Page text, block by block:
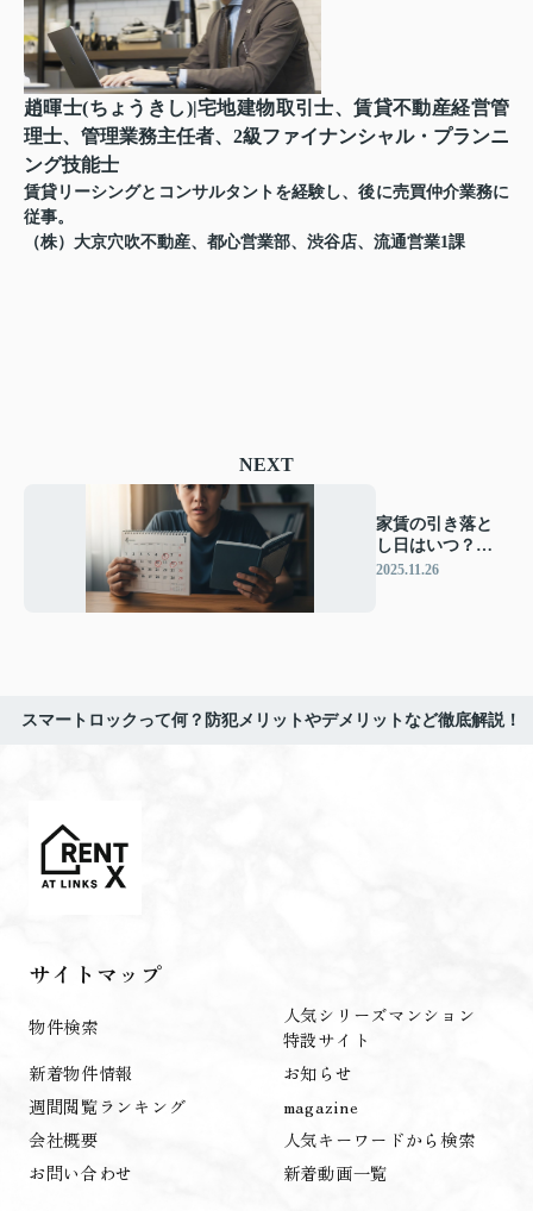
趙暉士(ちょうきし)|宅地建物取引士、賃貸不動産経営管
理士、管理業務主任者、2級ファイナンシャル・プランニ
ング技能士
賃貸リーシングとコンサルタントを経験し、後に売買仲介業務に
従事。
（株）大京穴吹不動産、都心営業部、渋谷店、流通営業1課
NEXT
家賃の引き落と
し日はいつ？間
に合わなかった
2025.11.26
スマートロックって何？防犯メリットやデメリットなど徹底解説！
サイトマップ
物件検索
人気シリーズマンション
特設サイト
新着物件情報
お知らせ
週間閲覧ランキング
magazine
会社概要
人気キーワードから検索
お問い合わせ
新着動画一覧